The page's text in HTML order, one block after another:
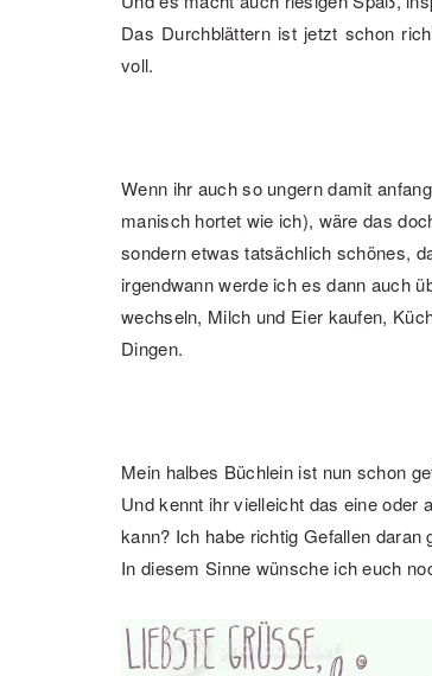
Das Durchblättern ist jetzt schon
voll.
Wenn ihr auch so ungern damit
manisch hortet wie ich), wäre das
sondern etwas tatsächlich schönes,
irgendwann werde ich es dann auch
wechseln, Milch und Eier kaufen,
Dingen.
Mein halbes Büchlein ist nun schon
Und kennt ihr vielleicht das eine oder
kann? Ich habe richtig Gefallen
In diesem Sinne wünsche ich euch